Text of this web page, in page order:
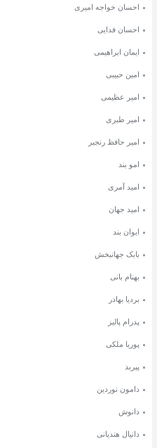
احسان خواجه امیری
احسان فدایی
ایمان ابراهیمی
امین حبیبی
امیر عظیمی
امیر طبری
امیر حافظ رنجبر
امو بند
امید آمری
امید جهان
ایوان بند
بابک جهانبخش
بهنام بانی
بردیا بهادر
پدرام پالیز
پوریا ملکی
پیربد
دامون نوردین
دانوش
دانیال هندیانی